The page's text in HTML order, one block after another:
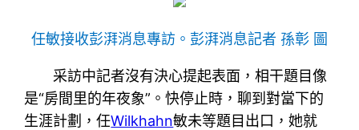
任敏接收彭湃消息專訪。彭湃消息記者 孫彰 圖
采訪中記者沒有決心提起表面，相干題目像
是“房間里的年夜象”。快停止時，聊到對當下的
生涯計劃，任Wilkhahn敏未等題目出口，她就